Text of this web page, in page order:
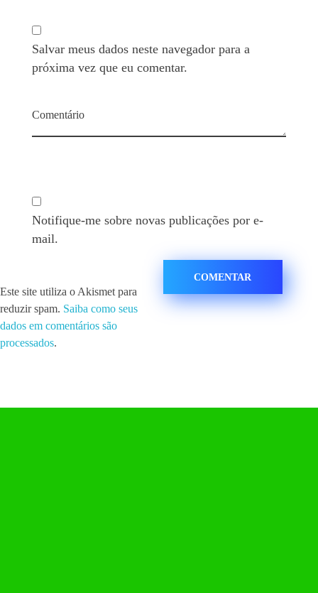
Salvar meus dados neste navegador para a
próxima vez que eu comentar.
Comentário
Notifique-me sobre novas publicações por e-
mail.
Este site utiliza o Akismet para
reduzir spam. Saiba como seus
dados em comentários são
processados.